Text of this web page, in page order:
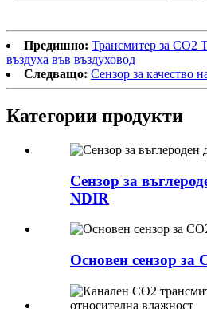
Предишно: Трансмитер за CO2
въздуха във въздуховод
Следващо: Сензор за качество
Категории продукти
Сензор за
NDIR
Основен сензор за